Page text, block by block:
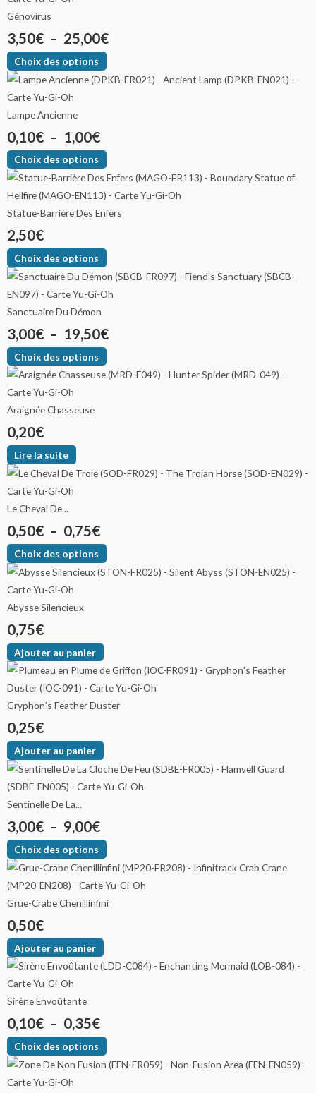
Génovirus
3,50€ – 25,00€
Choix des options
Lampe Ancienne
0,10€ – 1,00€
Choix des options
Statue-Barrière Des Enfers
2,50€
Choix des options
Sanctuaire Du Démon
3,00€ – 19,50€
Choix des options
Araignée Chasseuse
0,20€
Lire la suite
Le Cheval De...
0,50€ – 0,75€
Choix des options
Abysse Silencieux
0,75€
Ajouter au panier
Gryphon’s Feather Duster
0,25€
Ajouter au panier
Sentinelle De La...
3,00€ – 9,00€
Choix des options
Grue-Crabe Chenillinfini
0,50€
Ajouter au panier
Sirène Envoûtante
0,10€ – 0,35€
Choix des options